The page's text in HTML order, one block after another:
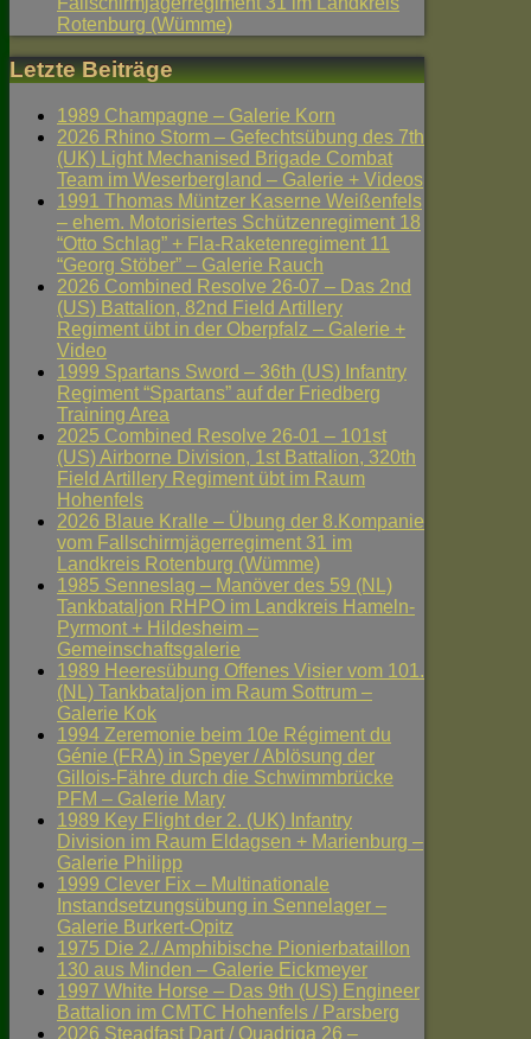
Rotenburg (Wümme)
Letzte Beiträge
1989 Champagne – Galerie Korn
2026 Rhino Storm – Gefechtsübung des 7th
(UK) Light Mechanised Brigade Combat
Team im Weserbergland – Galerie + Videos
1991 Thomas Müntzer Kaserne Weißenfels
– ehem. Motorisiertes Schützenregiment 18
“Otto Schlag” + Fla-Raketenregiment 11
“Georg Stöber” – Galerie Rauch
2026 Combined Resolve 26-07 – Das 2nd
(US) Battalion, 82nd Field Artillery
Regiment übt in der Oberpfalz – Galerie +
Video
1999 Spartans Sword – 36th (US) Infantry
Regiment “Spartans” auf der Friedberg
Training Area
2025 Combined Resolve 26-01 – 101st
(US) Airborne Division, 1st Battalion, 320th
Field Artillery Regiment übt im Raum
Hohenfels
2026 Blaue Kralle – Übung der 8.Kompanie
vom Fallschirmjägerregiment 31 im
Landkreis Rotenburg (Wümme)
1985 Senneslag – Manöver des 59 (NL)
Tankbataljon RHPO im Landkreis Hameln-
Pyrmont + Hildesheim –
Gemeinschaftsgalerie
1989 Heeresübung Offenes Visier vom 101.
(NL) Tankbataljon im Raum Sottrum –
Galerie Kok
1994 Zeremonie beim 10e Régiment du
Génie (FRA) in Speyer / Ablösung der
Gillois-Fähre durch die Schwimmbrücke
PFM – Galerie Mary
1989 Key Flight der 2. (UK) Infantry
Division im Raum Eldagsen + Marienburg –
Galerie Philipp
1999 Clever Fix – Multinationale
Instandsetzungsübung in Sennelager –
Galerie Burkert-Opitz
1975 Die 2./ Amphibische Pionierbataillon
130 aus Minden – Galerie Eickmeyer
1997 White Horse – Das 9th (US) Engineer
Battalion im CMTC Hohenfels / Parsberg
2026 Steadfast Dart / Quadriga 26 –